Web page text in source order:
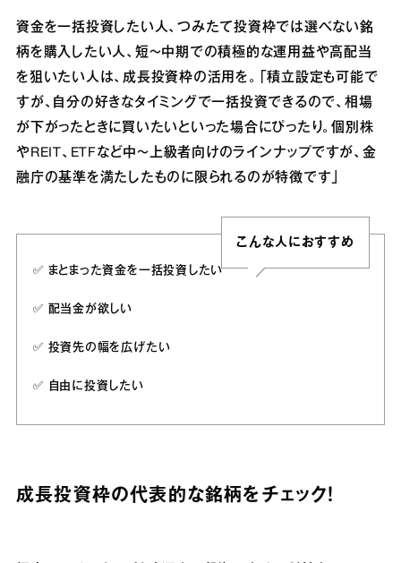
資金を一括投資したい人、つみたて投資枠では選べない銘
柄を購入したい人、短〜中期での積極的な運用益や高配当
を狙いたい人は、成長投資枠の活用を。「積立設定も可能で
すが、自分の好きなタイミングで一括投資できるので、相場
が下がったときに買いたいといった場合にぴったり。個別株
やREIT、ETFなど中〜上級者向けのラインナップですが、金
融庁の基準を満たしたものに限られるのが特徴です」
こんな人におすすめ
✅️ まとまった資金を一括投資したい
✅️ 配当金が欲しい
✅️ 投資先の幅を広げたい
✅️ 自由に投資したい
成長投資枠の代表的な銘柄をチェック！